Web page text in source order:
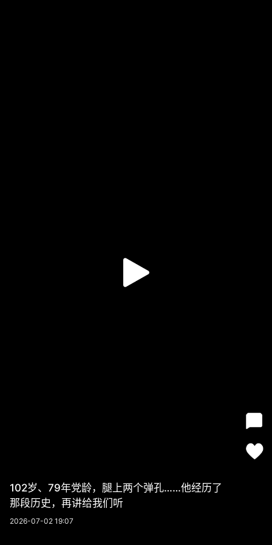
102岁、79年党龄，腿上两个弹孔……他经历了
那段历史，再讲给我们听
2026-07-02 19:07